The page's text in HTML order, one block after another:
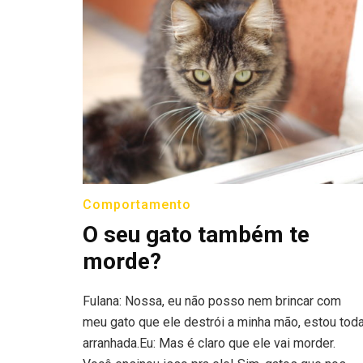
Comportamento
O seu gato também te
morde?
Fulana: Nossa, eu não posso nem brincar com
meu gato que ele destrói a minha mão, estou
arranhada.Eu: Mas é claro que ele vai morder.